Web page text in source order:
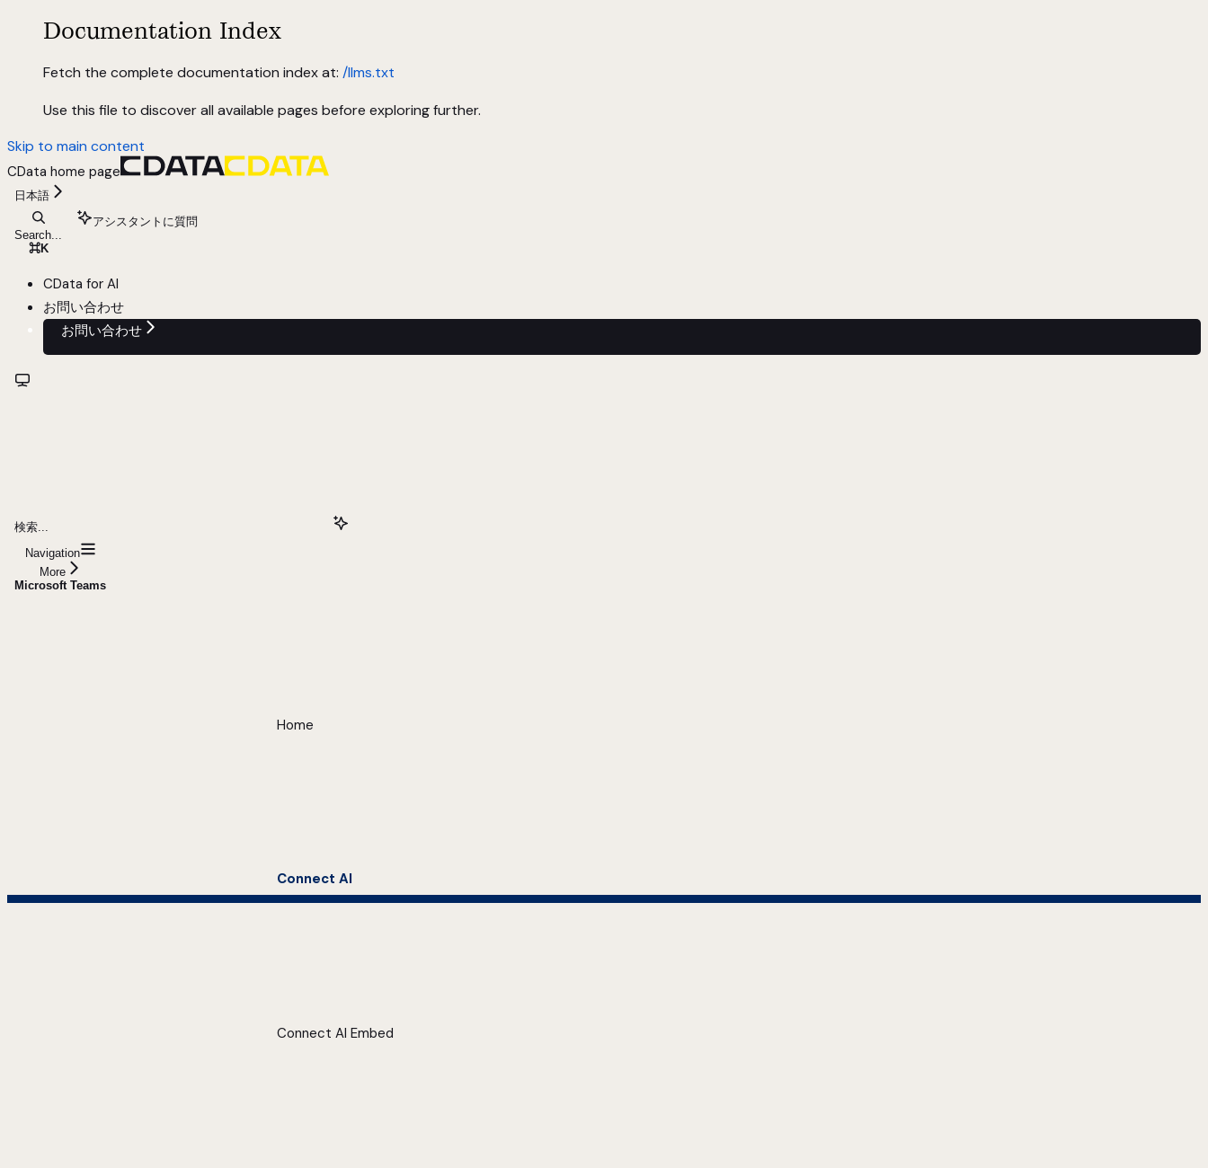
Documentation Index
Fetch the complete documentation index at: /llms.txt
Use this file to discover all available pages before exploring further.
Skip to main content
CData home page
日本語
Search...
⌘K
アシスタントに質問
CData for AI
お問い合わせ
お問い合わせ
検索...
Navigation
More
Microsoft Teams
Home
Connect AI
Connect AI Embed